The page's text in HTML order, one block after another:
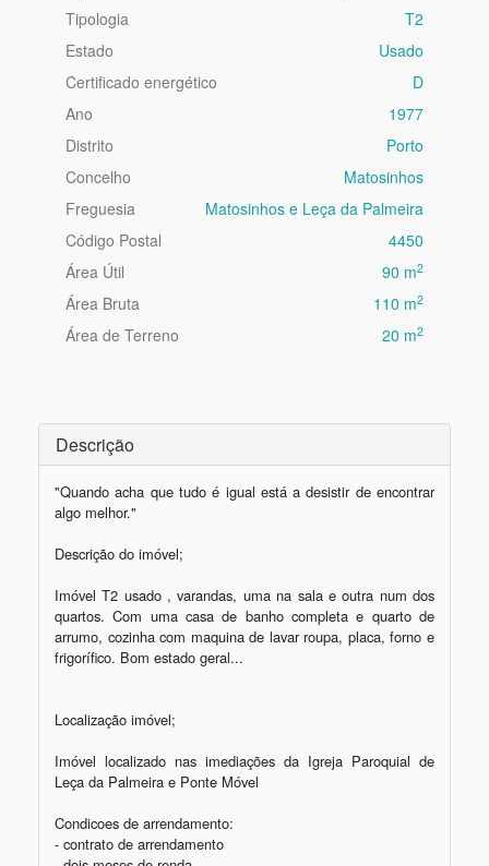
Tipologia
T2
Estado
Usado
Certificado energético
D
Ano
1977
Distrito
Porto
Concelho
Matosinhos
Freguesia
Matosinhos e Leça da Palmeira
Código Postal
4450
Área Útil
90 m2
Área Bruta 110 m2
Área de Terreno 20 m2
Descrição
"Quando acha que tudo é igual está a desistir de encontrar
algo melhor."
Descrição do imóvel;
Imóvel T2 usado , varandas, uma na sala e outra num dos
quartos. Com uma casa de banho completa e quarto de
arrumo, cozinha com maquina de lavar roupa, placa, forno e
frigorífico. Bom estado geral...
Localização imóvel;
Imóvel localizado nas imediações da Igreja Paroquial de
Leça da Palmeira e Ponte Móvel
Condicoes de arrendamento:
- contrato de arrendamento